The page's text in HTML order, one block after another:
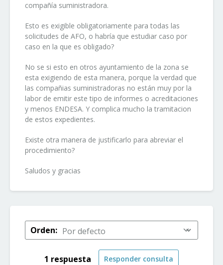
compañía suministradora.
Esto es exigible obligatoriamente para todas las
solicitudes de AFO, o habría que estudiar caso por
caso en la que es obligado?
No se si esto en otros ayuntamiento de la zona se
esta exigiendo de esta manera, porque la verdad que
las compañias suministradoras no están muy por la
labor de emitir este tipo de informes o acreditaciones
y menos ENDESA. Y complica mucho la tramitacion
de estos expedientes.
Existe otra manera de justificarlo para abreviar el
procedimiento?
Saludos y gracias
Orden:
1 respuesta Responder consulta